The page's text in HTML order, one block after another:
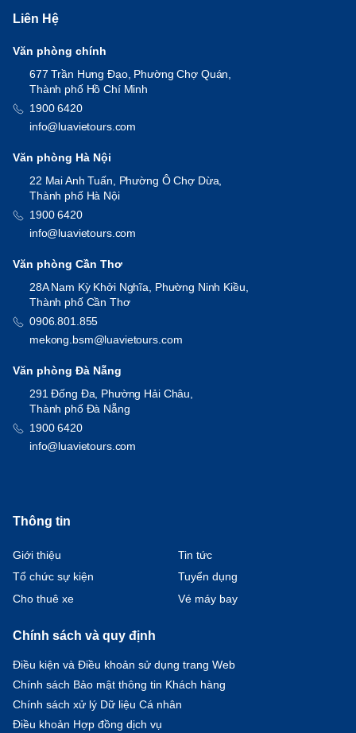
Liên Hệ
Văn phòng chính
677 Trần Hưng Đạo, Phường Chợ Quán,
Thành phố Hồ Chí Minh
1900 6420
info@luavietours.com
Văn phòng Hà Nội
22 Mai Anh Tuấn, Phường Ô Chợ Dừa,
Thành phố Hà Nội
1900 6420
info@luavietours.com
Văn phòng Cần Thơ
28A Nam Kỳ Khởi Nghĩa, Phường Ninh Kiều,
Thành phố Cần Thơ
0906.801.855
mekong.bsm@luavietours.com
Văn phòng Đà Nẵng
291 Đống Đa, Phường Hải Châu,
Thành phố Đà Nẵng
1900 6420
info@luavietours.com
Thông tin
Giới thiệu
Tổ chức sự kiện
Cho thuê xe
Vé máy bay
Tin tức
Tuyển dụng
Chính sách và quy định
Điều kiện và Điều khoản sử dụng trang Web
Chính sách Bảo mật thông tin Khách hàng
Chính sách xử lý Dữ liệu Cá nhân
Điều khoản Hợp đồng dịch vụ